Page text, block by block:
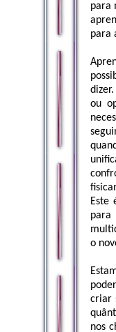
para
para
ou
Este
para
o
criar
nos